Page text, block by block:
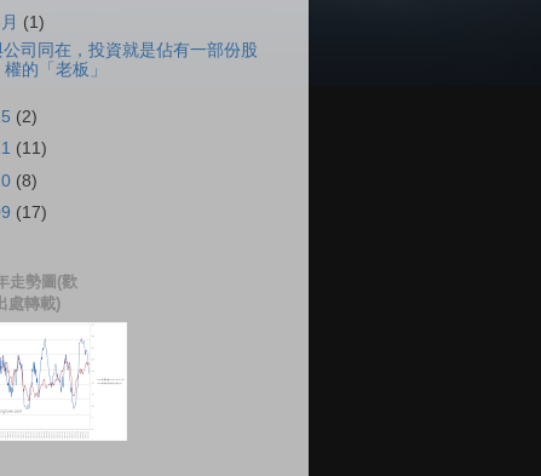
(1)
公司同在，投資就是佔有一部份股
權的「老板」
(2)
(11)
(8)
(17)
走勢圖(歡
處轉載)